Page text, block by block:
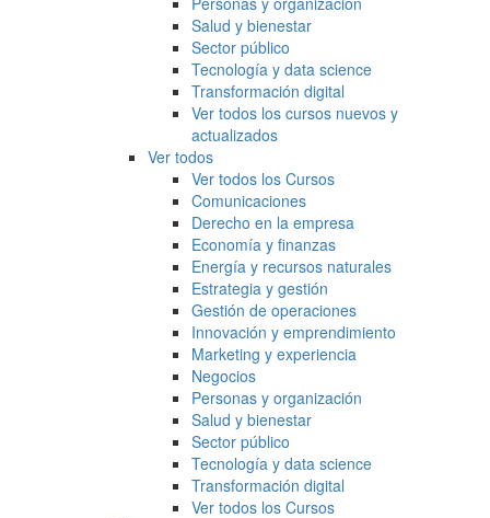
Salud y bienestar
Sector público
Tecnología y data science
Transformación digital
Ver todos los cursos nuevos y
actualizados
Ver todos
Ver todos los Cursos
Comunicaciones
Derecho en la empresa
Economía y finanzas
Energía y recursos naturales
Estrategia y gestión
Gestión de operaciones
Innovación y emprendimiento
Marketing y experiencia
Negocios
Personas y organización
Salud y bienestar
Sector público
Tecnología y data science
Transformación digital
Ver todos los Cursos